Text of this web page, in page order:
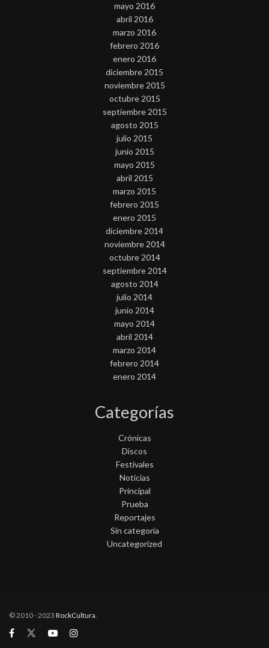
mayo 2016
abril 2016
marzo 2016
febrero 2016
enero 2016
diciembre 2015
noviembre 2015
octubre 2015
septiembre 2015
agosto 2015
julio 2015
junio 2015
mayo 2015
abril 2015
marzo 2015
febrero 2015
enero 2015
diciembre 2014
noviembre 2014
octubre 2014
septiembre 2014
agosto 2014
julio 2014
junio 2014
mayo 2014
abril 2014
marzo 2014
febrero 2014
enero 2014
Categorías
Crónicas
Discos
Festivales
Noticias
Principal
Prueba
Reportajes
Sin categoría
Uncategorized
© 2010 - 2023 RockCultura.